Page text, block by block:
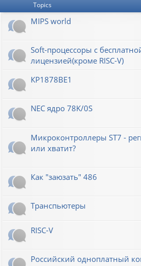
Topics
MIPS world
Soft-процессоры с
лицензией(кроме RISC-V)
КР1878ВЕ1
NEC ядро 78K/0S
Микроконтроллеры ST7 -
или хватит?
Как "заюзать" 486
Транспьютеры
RISC-V
Российский одноплатный